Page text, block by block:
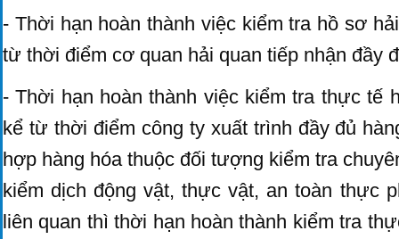
- Thời hạn hoàn thành việc kiểm tra hồ sơ
từ thời điểm cơ quan hải quan tiếp nhận đầy
- Thời hạn hoàn thành việc kiểm tra thực tế
kể từ thời điểm công ty xuất trình đầy đủ
hợp hàng hóa thuộc đối tượng kiểm tra
kiểm dịch động vật, thực vật, an toàn thực
liên quan thì thời hạn hoàn thành kiểm tra